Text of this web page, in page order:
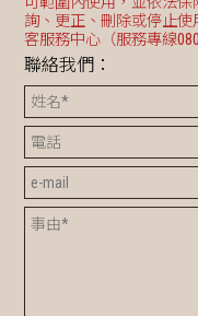
詢、更正、刪除或停止
客服務中心（服務專線
聯絡我們：